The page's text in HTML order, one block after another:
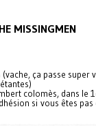
MISSINGMEN
(vache, ça passe super
colomès, dans le
si vous êtes pas